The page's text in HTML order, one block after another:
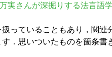
万実さんが深掘りする法言語
ていることもあり，関
．思いついたものを箇条書